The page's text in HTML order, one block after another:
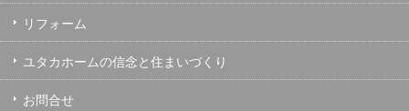
リフォーム
ユタカホームの信念と住まいづくり
お問合せ